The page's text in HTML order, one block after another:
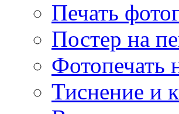
Печать
Постер на
Фотопечать
Тиснение и